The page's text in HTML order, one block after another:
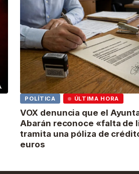
POLÍTICA ÚLTIMA HORA
VOX denuncia que el
Abarán reconoce «falta de
tramita una póliza de
euros